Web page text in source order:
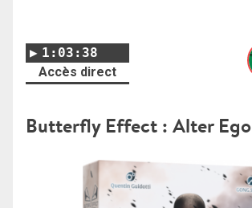
1:03:38
Accès direct
Butterfly Effect : Alter Ego